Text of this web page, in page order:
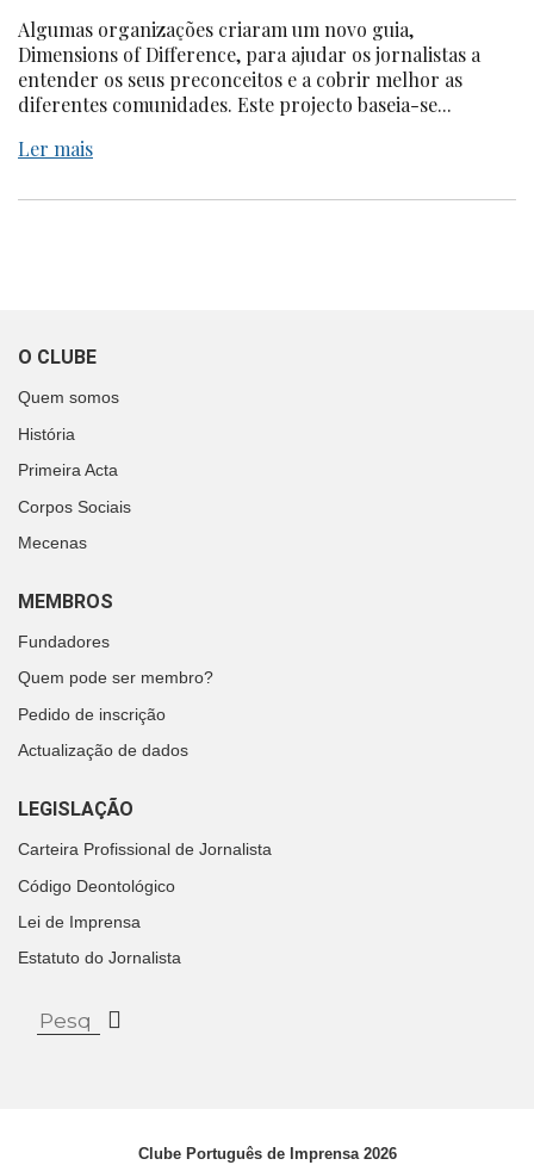
Algumas organizações criaram um novo guia,
Dimensions of Difference, para ajudar os jornalistas a
entender os seus preconceitos e a cobrir melhor as
diferentes comunidades. Este projecto baseia-se...
Ler mais
O CLUBE
Quem somos
História
Primeira Acta
Corpos Sociais
Mecenas
MEMBROS
Fundadores
Quem pode ser membro?
Pedido de inscrição
Actualização de dados
LEGISLAÇÃO
Carteira Profissional de Jornalista
Código Deontológico
Lei de Imprensa
Estatuto do Jornalista
Clube Português de Imprensa 2026